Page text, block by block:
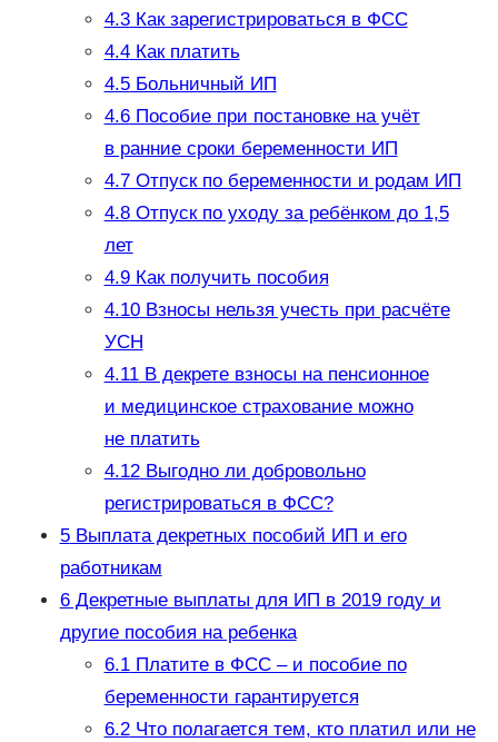
4.3Как зарегистрироваться в ФСС
4.4Как платить
4.5Больничный ИП
4.6Пособие при постановке на учёт
в ранние сроки беременности ИП
4.7Отпуск по беременности и родам ИП
4.8Отпуск по уходу за ребёнком до 1,5
лет
4.9Как получить пособия
4.10Взносы нельзя учесть при расчёте
УСН
4.11В декрете взносы на пенсионное
и медицинское страхование можно
не платить
4.12Выгодно ли добровольно
регистрироваться в ФСС?
5Выплата декретных пособий ИП и его
работникам
6Декретные выплаты для ИП в 2019 году и
другие пособия на ребенка
6.1Платите в ФСС – и пособие по
беременности гарантируется
6.2Что полагается тем, кто платил или не